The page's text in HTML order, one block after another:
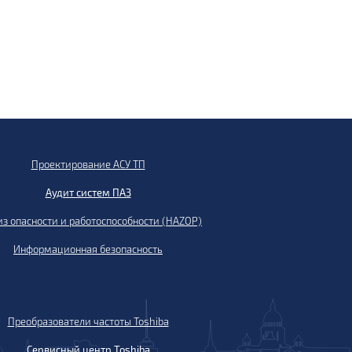
Проектирование АСУ ТП
Аудит систем ПАЗ
опасности и работоспособности (HAZOP)
Информационная безопасность
Преобразователи частоты Toshiba